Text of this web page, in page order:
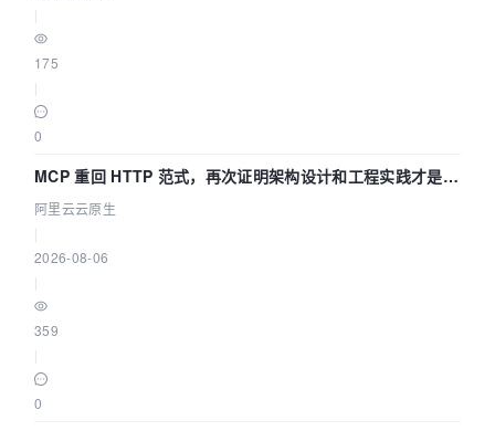
175
0
MCP 重回 HTTP 范式，再次证明架构设计和工程实践才是稀
缺资源
阿里云云原生
2026-08-06
359
0